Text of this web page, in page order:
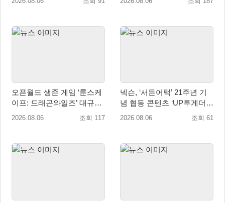
오픈월드 생존 게임 ‘룬스케
이프: 드래곤와일즈’ 대규모
유저 편의성 개선 및 사이드
2026.08.06 조회 117
넥슨, ‘서든어택’ 21주년 기
념 협동 콘텐츠 ‘UP투게더’
업데이트
2026.08.06 조회 61